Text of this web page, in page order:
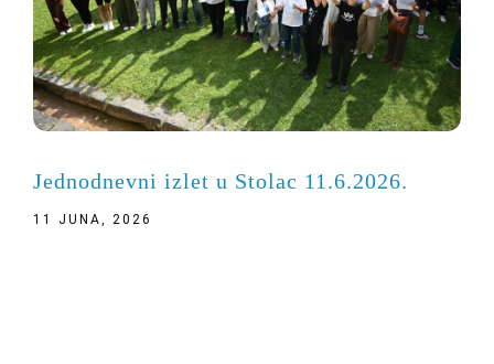
Jednodnevni izlet u Stolac 11.6.2026.
11 JUNA, 2026